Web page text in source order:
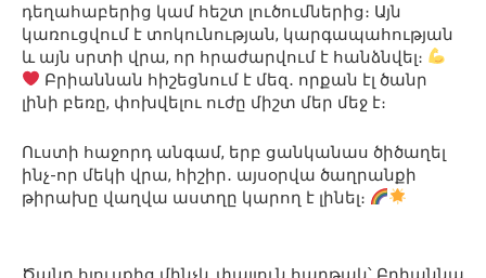
դեղահաբերից կամ հեշտ լուծումներից։ Այն
կառուցվում է տոկունության, կարգապահության
և այն սրտի վրա, որ հրաժարվում է հանձնվել։
Բրիաննան հիշեցնում է մեզ․ որքան էլ ծանր
լինի բեռը, փոխվելու ուժը միշտ մեր մեջ է։
Ուստի հաջորդ անգամ, երբ ցանկանաս ծիծաղել
ինչ-որ մեկի վրա, հիշիր․ այսօրվա ծաղրանքի
թիրախը վաղվա աստղը կարող է լինել։